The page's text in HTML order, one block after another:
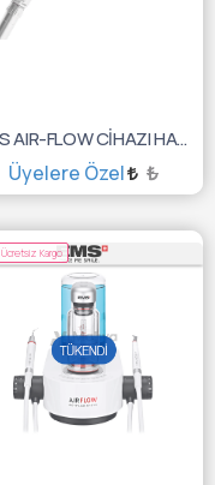
EMS AIR-FLOW CİHAZI HANDY 3 PERIO BORDEN UYUMLU
Üyelere Özel ₺
TÜKENDİ :(
Ücretsiz Kargo